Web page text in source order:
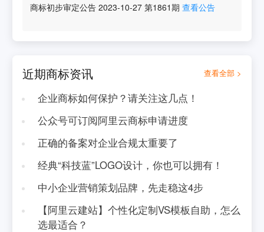
商标初步审定公告 2023-10-27 第1861期 查看公告
近期商标资讯 查看全部 >
企业商标如何保护？请关注这几点！
公众号可订阅阿里云商标申请进度
正确的备案对企业合规太重要了
经典“科技蓝”LOGO设计，你也可以拥有！
中小企业营销策划品牌，先走稳这4步
【阿里云建站】个性化定制VS模板自助，怎么
选最适合？